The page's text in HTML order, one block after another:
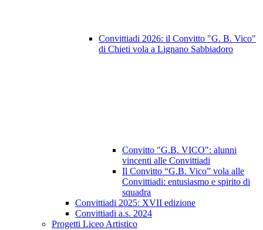
Convittiadi 2026: il Convitto "G. B. Vico"
di Chieti vola a Lignano Sabbiadoro
Convitto "G.B. VICO": alunni
vincenti alle Convittiadi
Il Convitto “G.B. Vico” vola alle
Convittiadi: entusiasmo e spirito di
squadra
Convittiadi 2025: XVII edizione
Convittiadi a.s. 2024
Progetti Liceo Artistico